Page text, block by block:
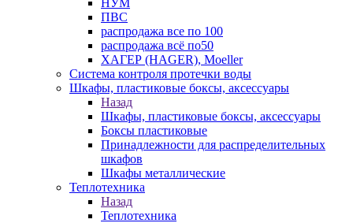
НУМ
ПВС
распродажа все по 100
распродажа всё по50
ХАГЕР (HAGER), Moeller
Система контроля протечки воды
Шкафы, пластиковые боксы, аксессуары
Назад
Шкафы, пластиковые боксы, аксессуары
Боксы пластиковые
Принадлежности для распределительных
шкафов
Шкафы металлические
Теплотехника
Назад
Теплотехника